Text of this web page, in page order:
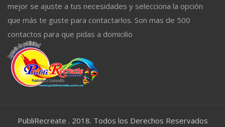
mejor se ajuste a tus necesidades y selecciona la opción
que más te guste para contactarlos. Son mas de 500
contactos para que pidas a domicilio
PubliRecreate . 2018. Todos los Derechos Reservados